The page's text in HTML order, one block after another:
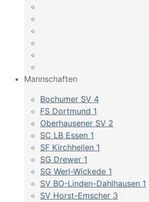
Mannschaften
Bochumer SV 4
FS Dortmund 1
Oberhausener SV 2
SC LB Essen 1
SF Kirchhellen 1
SG Drewer 1
SG Werl-Wickede 1
SV BO-Linden-Dahlhausen 1
SV Horst-Emscher 3